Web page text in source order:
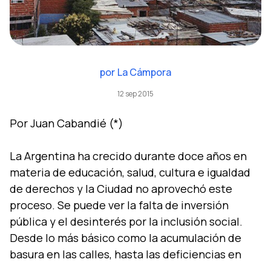
por La Cámpora
12 sep 2015
Por Juan Cabandié (*)
La Argentina ha crecido durante doce años en
materia de educación, salud, cultura e igualdad
de derechos y la Ciudad no aprovechó este
proceso. Se puede ver la falta de inversión
pública y el desinterés por la inclusión social.
Desde lo más básico como la acumulación de
basura en las calles, hasta las deficiencias en